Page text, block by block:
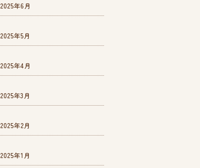
2025年6月
2025年5月
2025年4月
2025年3月
2025年2月
2025年1月